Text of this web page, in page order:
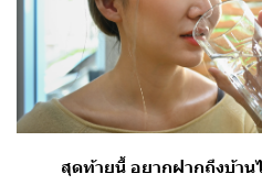
สุดท้ายนี้ อยากฝากถึงบ้า